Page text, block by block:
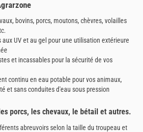
bovins, porcs, moutons, chèvres, volailles
UV et au gel pour une utilisation extérieure
et incassables pour la sécurité de vos
continu en eau potable pour vos animaux,
et sans conduites d'eau sous pression
porcs, les chevaux, le bétail et autres.
abreuvoirs selon la taille du troupeau et